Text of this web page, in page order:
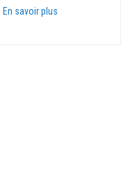
En savoir plus